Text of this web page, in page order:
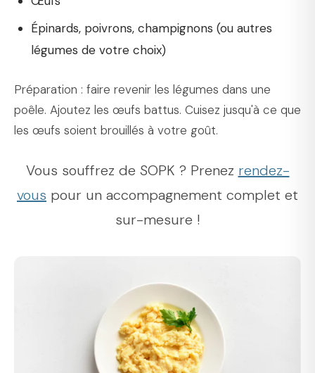
Épinards, poivrons, champignons (ou autres
légumes de votre choix)
Préparation : faire revenir les légumes dans une
poêle. Ajoutez les œufs battus. Cuisez jusqu'à ce que
les œufs soient brouillés à votre goût.
Vous souffrez de SOPK ? Prenez rendez-
vous pour un accompagnement complet et
sur-mesure !